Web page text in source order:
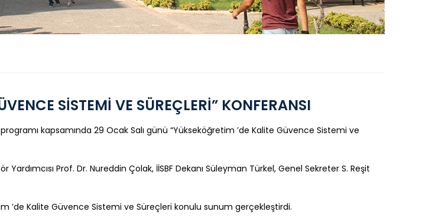
SİSTEMİ VE SÜREÇLERİ” KONFERANSI
kapsamında 29 Ocak Salı günü “Yükseköğretim ’de Kalite Güvence Sistemi ve
Prof. Dr. Nureddin Çolak, İİSBF Dekanı Süleyman Türkel, Genel Sekreter S. Reşit
’de Kalite Güvence Sistemi ve Süreçleri konulu sunum gerçekleştirdi.